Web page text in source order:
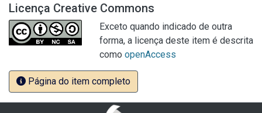
Licença Creative Commons
Exceto quando indicado de outra
forma, a licença deste item é descrita
como openAccess
Página do item completo